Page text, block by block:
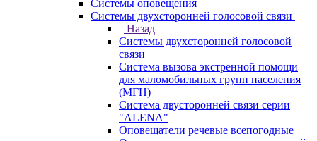
Системы оповещения
Системы двухсторонней голосовой связи
Назад
Системы двухсторонней голосовой
связи
Система вызова экстренной помощи
для маломобильных групп населения
(МГН)
Система двусторонней связи серии
"ALENA"
Оповещатели речевые всепогодные